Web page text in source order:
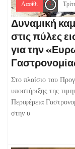
Λασίθι
Δυναμική
στις πύλες
για την
Στο πλαίσιο του
υποστήριξης της
Περιφέρεια
στην υ